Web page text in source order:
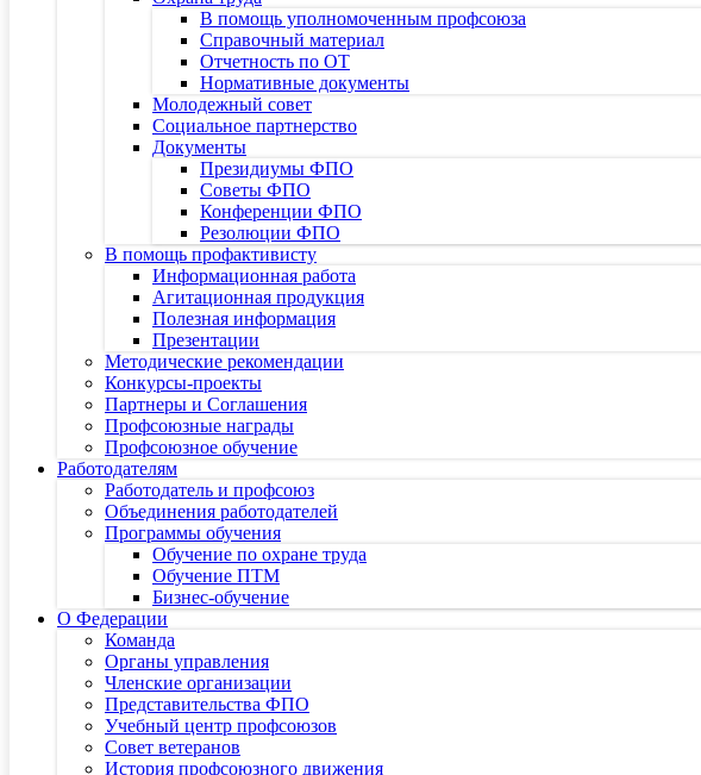
В помощь уполномоченным профсоюза
Справочный материал
Отчетность по ОТ
Нормативные документы
Молодежный совет
Социальное партнерство
Документы
Президиумы ФПО
Советы ФПО
Конференции ФПО
Резолюции ФПО
В помощь профактивисту
Информационная работа
Агитационная продукция
Полезная информация
Презентации
Методические рекомендации
Конкурсы-проекты
Партнеры и Соглашения
Профсоюзные награды
Профсоюзное обучение
Работодателям
Работодатель и профсоюз
Объединения работодателей
Программы обучения
Обучение по охране труда
Обучение ПТМ
Бизнес-обучение
О Федерации
Команда
Органы управления
Членские организации
Представительства ФПО
Учебный центр профсоюзов
Совет ветеранов
История профсоюзного движения